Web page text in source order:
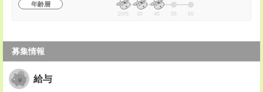
年齢層
20代 30 40 50 60
募集情報
給与